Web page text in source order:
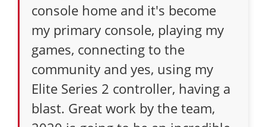
console home and it's become
my primary console, playing my
games, connecting to the
community and yes, using my
Elite Series 2 controller, having a
blast. Great work by the team,